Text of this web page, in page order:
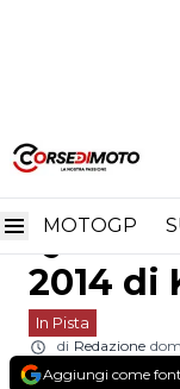
MOTOGP
Home In Pista
BSB
2014 di
In Pista
di Redazione
Aggiungi come